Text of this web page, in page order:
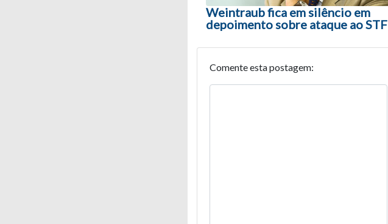
Weintraub fica em silêncio em
depoimento sobre ataque ao STF
Comente esta postagem: